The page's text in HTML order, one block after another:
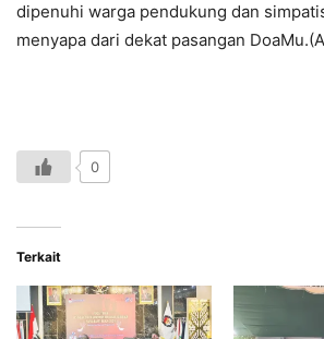
dipenuhi warga pendukung dan
menyapa dari dekat pasangan
0
Terkait